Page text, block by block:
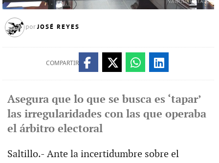
porJOSÉ REYES
COMPARTIR
Asegura que lo que se busca es ‘tapar’
las irregularidades con las que operaba
el árbitro electoral
Saltillo.- Ante la incertidumbre sobre el